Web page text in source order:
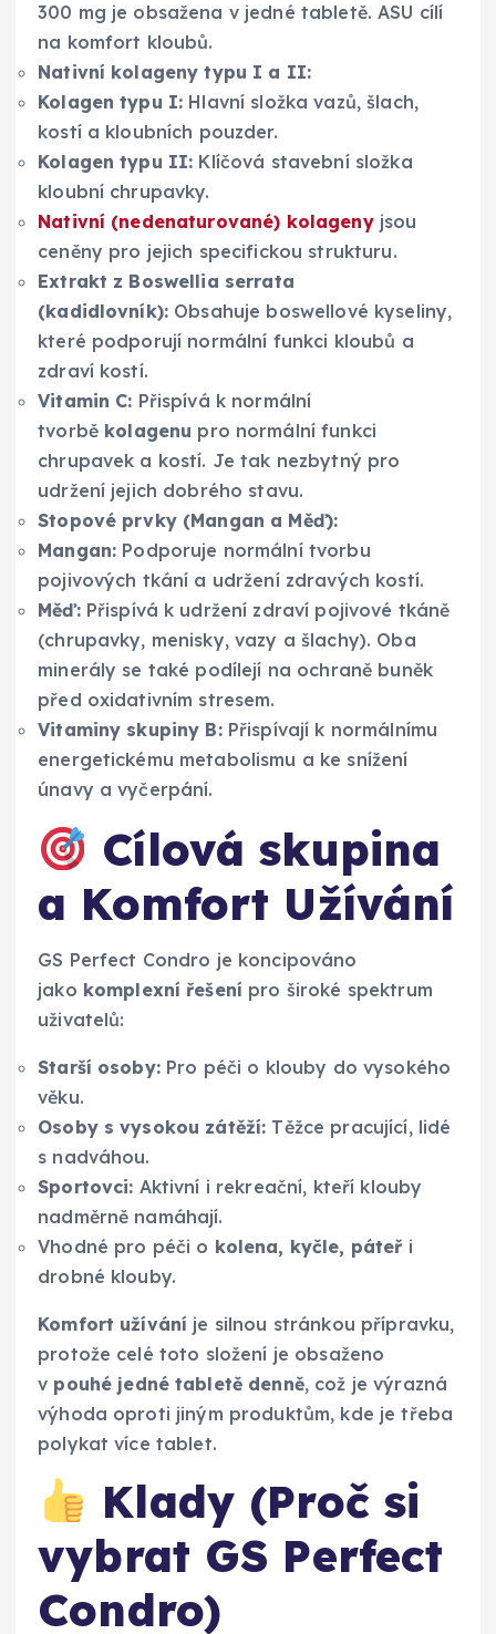
300 mg je obsažena v jedné tabletě. ASU cílí
na komfort kloubů.
Nativní kolageny typu I a II:
Kolagen typu I: Hlavní složka vazů, šlach,
kostí a kloubních pouzder.
Kolagen typu II: Klíčová stavební složka
kloubní chrupavky.
Nativní (nedenaturované) kolagenyjsou
ceněny pro jejich specifickou strukturu.
Extrakt z Boswellia serrata
(kadidlovník): Obsahuje boswellové kyseliny,
které podporují normální funkci kloubů a
zdraví kostí.
Vitamin C: Přispívá k normální
tvorbě kolagenu pro normální funkci
chrupavek a kostí. Je tak nezbytný pro
udržení jejich dobrého stavu.
Stopové prvky (Mangan a Měď):
Mangan: Podporuje normální tvorbu
pojivových tkání a udržení zdravých kostí.
Měď:Přispívá k udržení zdraví pojivové tkáně
(chrupavky, menisky, vazy a šlachy). Oba
minerály se také podílejí na ochraně buněk
před oxidativním stresem.
Vitaminy skupiny B:Přispívají k normálnímu
energetickému metabolismu a ke snížení
únavy a vyčerpání.
Cílová skupina
a Komfort Užívání
GS Perfect Condro je koncipováno
jako komplexní řešení pro široké spektrum
uživatelů:
Starší osoby:Pro péči o klouby do vysokého
věku.
Osoby s vysokou zátěží: Těžce pracující, lidé
s nadváhou.
Sportovci: Aktivní i rekreační, kteří klouby
nadměrně namáhají.
Vhodné pro péči o kolena, kyčle, páteř i
drobné klouby.
Komfort užívání je silnou stránkou přípravku,
protože celé toto složení je obsaženo
v pouhé jedné tabletě denně, což je výrazná
výhoda oproti jiným produktům, kde je třeba
polykat více tablet.
Klady (Proč si
vybrat GS Perfect
Condro)